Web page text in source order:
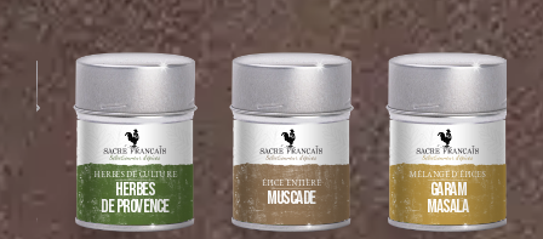
HERBES DE CULTURE
Herbes
de Provence
ÉPICE ENTIÈRE
Muscade
MÉLANGE D’ÉPICES
Garam
Masala